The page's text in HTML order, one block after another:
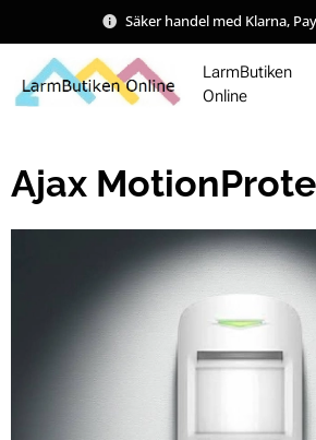
Säker handel med Klarna,
LarmButiken
Online
Ajax